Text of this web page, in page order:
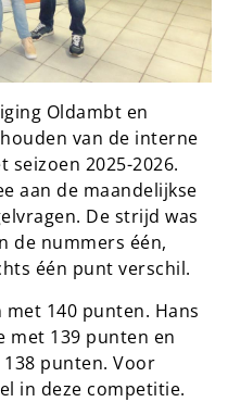
Oldambt en
van de interne
2025-2026.
aan de maandelijkse
De strijd was
de nummers één,
één punt verschil.
140 punten. Hans
met 139 punten en
punten. Voor
in deze competitie.